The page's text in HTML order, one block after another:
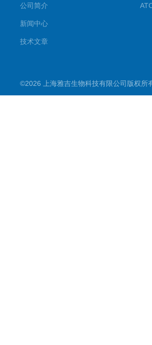
公司简介
新闻中心
技术文章
©2026 上海雅吉生物科技有限公司版权